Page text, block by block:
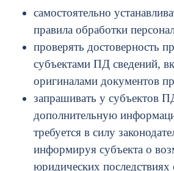
самостоятельно
правила обработки
проверять достоверность
субъектами ПД сведений,
оригиналами документов
запрашивать у субъектов
дополнительную
требуется в силу
информируя субъекта о
юридических последствиях